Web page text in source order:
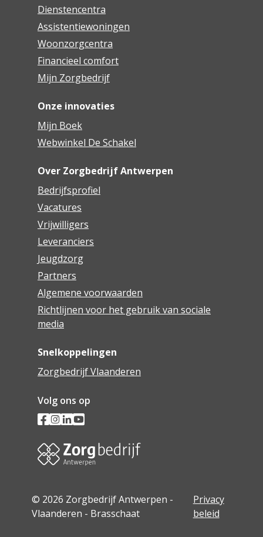
Dienstencentra
Assistentiewoningen
Woonzorgcentra
Financieel comfort
Mijn Zorgbedrijf
Onze innovaties
Mijn Boek
Webwinkel De Schakel
Over Zorgbedrijf Antwerpen
Bedrijfsprofiel
Vacatures
Vrijwilligers
Leveranciers
Jeugdzorg
Partners
Algemene voorwaarden
Richtlijnen voor het gebruik van sociale
media
Snelkoppelingen
Zorgbedrijf Vlaanderen
Volg ons op
© 2026 Zorgbedrijf Antwerpen -
Vlaanderen - Brasschaat
Privacy
beleid